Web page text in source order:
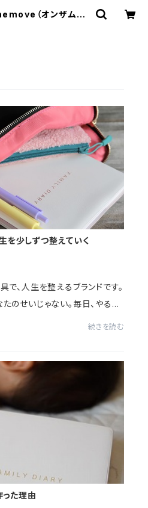
（オンザムー
を少しずつ整えていく
で、人生を整えるブランドです。
のせいじゃない。毎日、やるこ
続きを読む
った理由